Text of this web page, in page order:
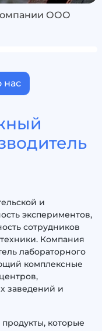
ООО
нас
и
экспериментов,
сотрудников
Компания
лабораторного
комплексные
заведений и
которые